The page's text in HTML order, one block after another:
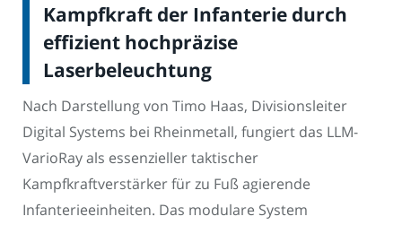
Kampfkraft der Infanterie durch
effizient hochpräzise
Laserbeleuchtung
Nach Darstellung von Timo Haas, Divisionsleiter
Digital Systems bei Rheinmetall, fungiert das LLM-
VarioRay als essenzieller taktischer
Kampfkraftverstärker für zu Fuß agierende
Infanterieeinheiten. Das modulare System